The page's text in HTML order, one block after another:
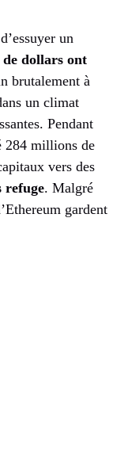
un
dollars ont
brutalement à
un climat
Pendant
284 millions de
vers des
refuge. Malgré
gardent